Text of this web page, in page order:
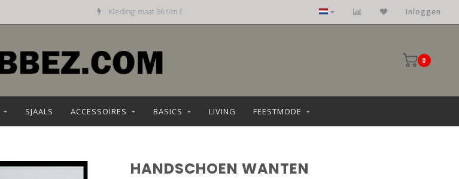
Kleding: maat 36 t/m 68 Inloggen
0
SJAALS ACCESSOIRES BASICS LIVING FEESTMODE
HANDSCHOEN WANTEN